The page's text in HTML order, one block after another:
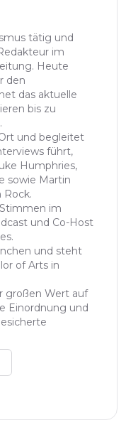
tätig und
im
Heute
den
das aktuelle
bis zu
und begleitet
führt,
Humphries,
sowie Martin
Rock.
im
und Co-Host
und steht
of Arts in
großen Wert auf
Einordnung und